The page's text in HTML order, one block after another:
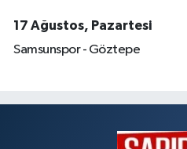
17 Ağustos, Pazartesi
Samsunspor - Göztepe